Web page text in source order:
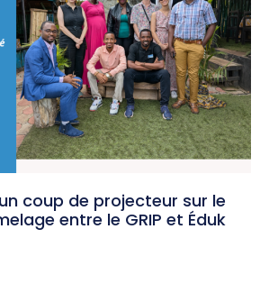
coup de projecteur sur le
entre le GRIP et Éduk